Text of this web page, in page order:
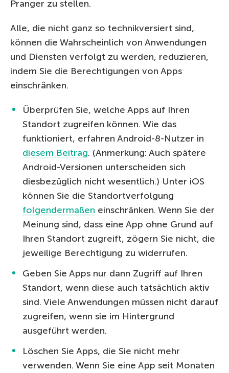
Pranger zu stellen.
Alle, die nicht ganz so technikversiert sind,
können die Wahrscheinlich von Anwendungen
und Diensten verfolgt zu werden, reduzieren,
indem Sie die Berechtigungen von Apps
einschränken.
Überprüfen Sie, welche Apps auf Ihren
Standort zugreifen können. Wie das
funktioniert, erfahren Android-8-Nutzer in
diesem Beitrag. (Anmerkung: Auch spätere
Android-Versionen unterscheiden sich
diesbezüglich nicht wesentlich.) Unter iOS
können Sie die Standortverfolgung
folgendermaßen einschränken. Wenn Sie der
Meinung sind, dass eine App ohne Grund auf
Ihren Standort zugreift, zögern Sie nicht, die
jeweilige Berechtigung zu widerrufen.
Geben Sie Apps nur dann Zugriff auf Ihren
Standort, wenn diese auch tatsächlich aktiv
sind. Viele Anwendungen müssen nicht darauf
zugreifen, wenn sie im Hintergrund
ausgeführt werden.
Löschen Sie Apps, die Sie nicht mehr
verwenden. Wenn Sie eine App seit Monaten